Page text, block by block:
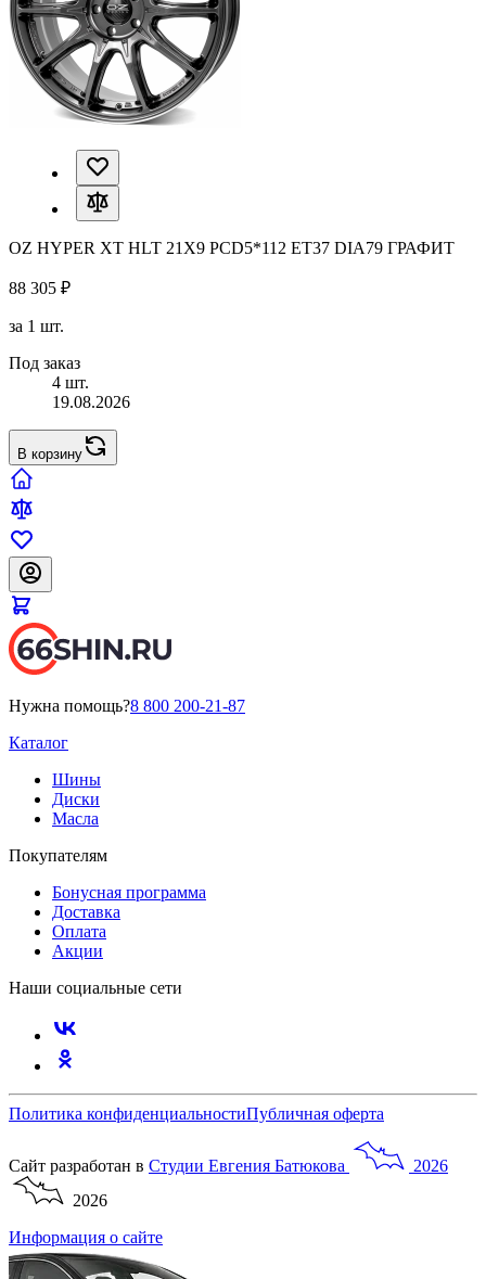
OZ HYPER XT HLT 21X9 PCD5*112 ET37 DIA79 ГРАФИТ
88 305 ₽
за 1 шт.
Под заказ
4 шт.
19.08.2026
В корзину
Нужна помощь?8 800 200-21-87
Каталог
Шины
Диски
Масла
Покупателям
Бонусная программа
Доставка
Оплата
Акции
Наши социальные сети
Политика конфиденциальностиПубличная оферта
Сайт разработан в Студии Евгения Батюкова
2026
2026
Информация о сайте